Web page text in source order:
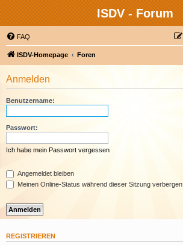
ISDV - Forum
FAQ
ISDV-Homepage Foren
Anmelden
Benutzername:
Passwort:
Ich habe mein Passwort vergessen
Angemeldet bleiben
Meinen Online-Status während dieser Sitzung verbergen
REGISTRIEREN